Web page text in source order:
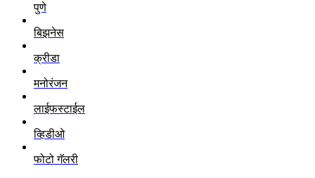
पुणे
बिझनेस
क्रीडा
मनोरंजन
लाईफस्टाईल
व्हिडीओ
फोटो गॅलरी